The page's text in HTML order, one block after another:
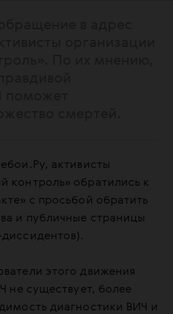
активисты
контроль» обратились к
с просьбой обратить
и публичные страницы
этого движения
не существует, более
диагностики ВИЧ и